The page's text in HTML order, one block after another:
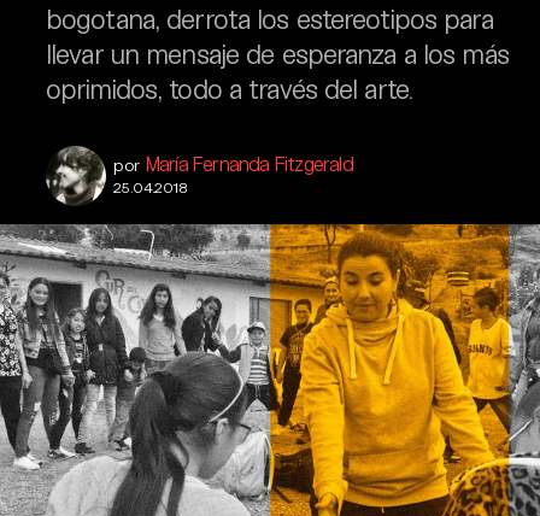
bogotana, derrota los estereotipos para
llevar un mensaje de esperanza a los más
oprimidos, todo a través del arte.
por María Fernanda Fitzgerald
25.04.2018